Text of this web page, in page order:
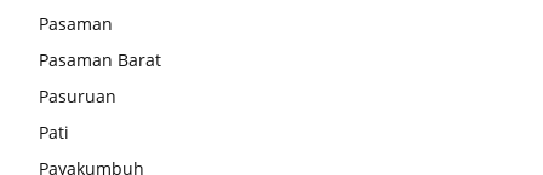
Pasaman
Pasaman Barat
Pasuruan
Pati
Payakumbuh